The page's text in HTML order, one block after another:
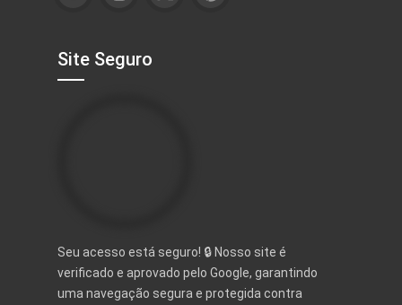
Site Seguro
Seu acesso está seguro! 🔒 Nosso site é
verificado e aprovado pelo Google, garantindo
uma navegação segura e protegida contra